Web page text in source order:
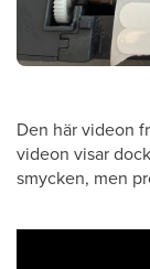
Den här videon
videon visar
smycken, men